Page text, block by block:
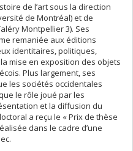
de l’art sous la direction
de Montréal) et de
Montpellier 3). Ses
remaniée aux éditions
identitaires, politiques,
mise en exposition des objets
Plus largement, ses
les sociétés occidentales
le rôle joué par les
et la diffusion du
a reçu le « Prix de thèse
dans le cadre d’une